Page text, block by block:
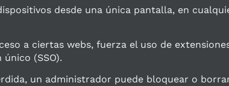
desde una única pantalla, en
a ciertas webs, fuerza el uso de
(SSO).
un administrador puede bloquear o